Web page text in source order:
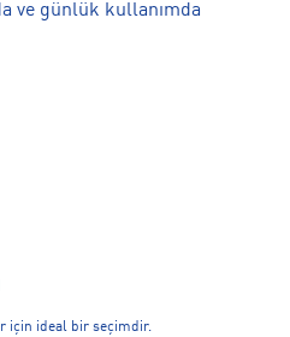
ve günlük kullanımda
için ideal bir seçimdir.